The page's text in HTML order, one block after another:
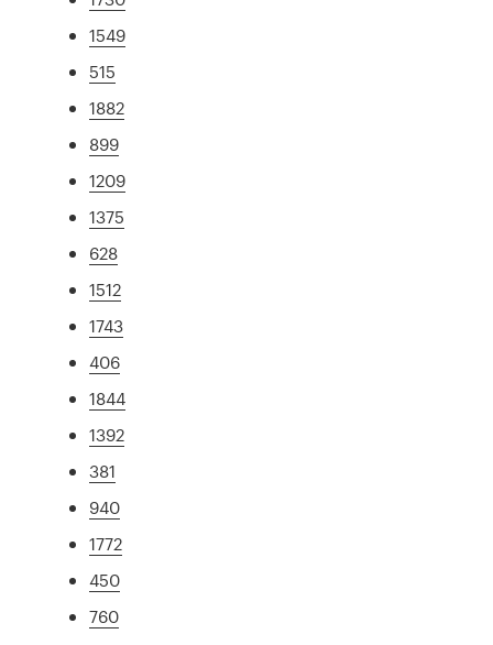
1549
515
1882
899
1209
1375
628
1512
1743
406
1844
1392
381
940
1772
450
760